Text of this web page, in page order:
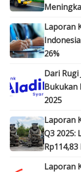
Laporan
26%
Dari Rugi
Bukukan
2025
Laporan
Q3 2025:
Laporan